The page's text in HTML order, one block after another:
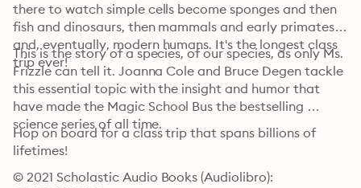
there to watch simple cells become sponges and then
fish and dinosaurs, then mammals and early primates
and, eventually, modern humans. It's the longest class
trip ever!
This is the story of a species, of our species, as only Ms.
Frizzle can tell it. Joanna Cole and Bruce Degen tackle
this essential topic with the insight and humor that
have made the Magic School Bus the bestselling
Hop on board for a class trip that spans billions of
lifetimes!
© 2021 Scholastic Audio Books (Audiolibro):